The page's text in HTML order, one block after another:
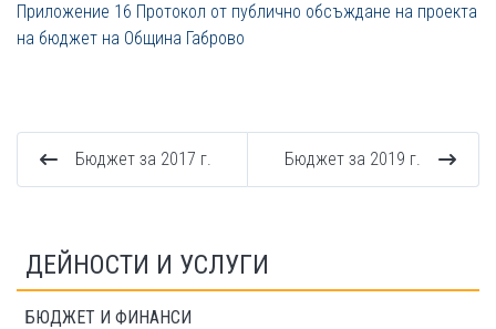
Приложение 16 Протокол от публично обсъждане на проекта
на бюджет на Община Габрово
Бюджет за 2017 г. Бюджет за 2019 г.
ДЕЙНОСТИ И УСЛУГИ
БЮДЖЕТ И ФИНАНСИ